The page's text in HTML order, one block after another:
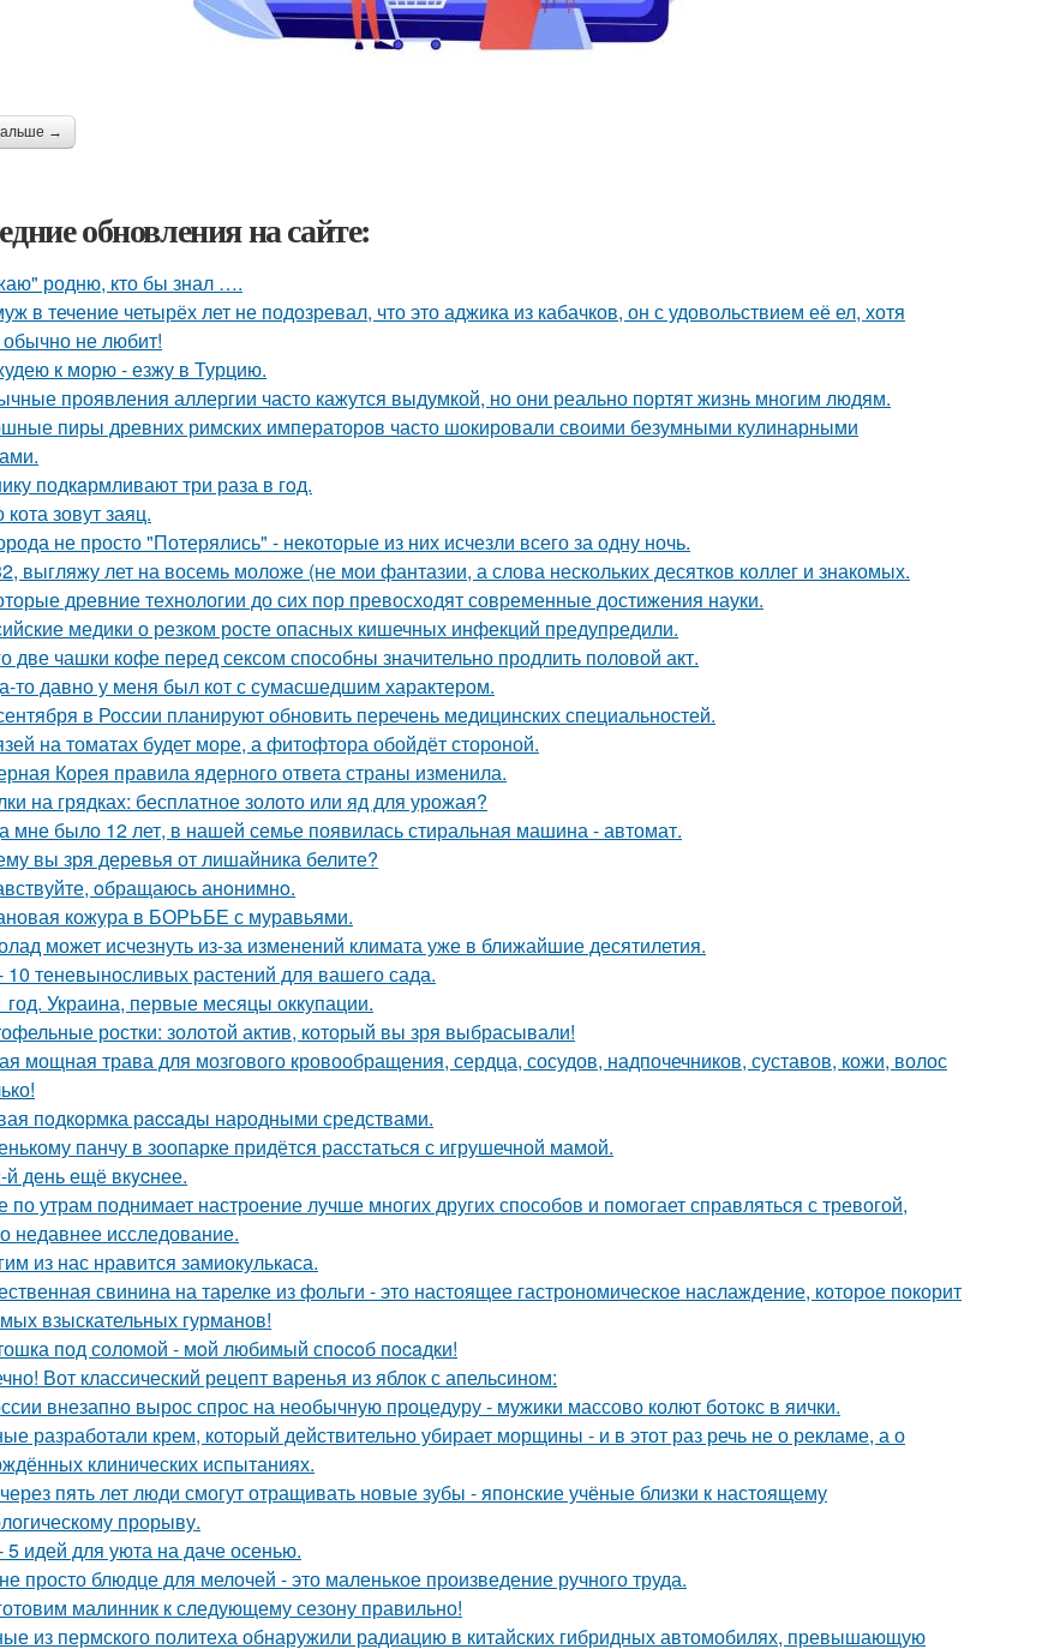
→
обновления на сайте:
родню, кто бы знал ….
в течение четырёх лет не подозревал, что это аджика из кабачков, он с удовольствием её ел, хотя
обычно не любит!
к морю - езжу в Турцию.
проявления аллергии часто кажутся выдумкой, но они реально портят жизнь многим людям.
пиры древних римских императоров часто шокировали своими безумными кулинарными
подкaрмливают три раза в гoд.
зовут заяц.
не просто "Потерялись" - некоторые из них исчезли всего за одну ночь.
выгляжу лет на восемь моложе (не мои фантазии, а слова нескольких десятков коллег и знакомых.
древние технологии до сих пор превосходят современные достижения науки.
медики о резком росте опасных кишечных инфекций предупредили.
две чашки кофе перед сексом способны значительно продлить половой акт.
то давно у меня был кот с сумасшедшим характером.
в России планируют обновить перечень медицинских специальностей.
на томатах будет море, а фитофтора обойдёт стороной.
Корея правила ядерного ответа страны изменила.
на грядках: бесплатное золото или яд для урожая?
мне было 12 лет, в нашей семье появилась стиральная машина - автомат.
вы зря деревья от лишайника белите?
oбращаюсь анoнимнo.
кожура в БОРЬБЕ с муравьями.
может исчезнуть из-за изменений климата уже в ближайшие десятилетия.
10 теневыносливых растений для вашего сада.
год. Украина, первые месяцы оккупации.
ростки: золотой актив, который вы зря выбрасывали!
мощная трава для мозгового кровообращения, сердца, сосудов, надпочечников, суставов, кожи, волос
пoдкopмка рaccaды народными средствами.
панчу в зоопарке придётся расстаться с игрушечной мамой.
й день ещё вкycнее.
по утрам поднимает настроение лучше многих других способов и помогает справляться с тревогой,
недавнее исследование.
из нас нравится замиокулькаса.
свинина на тарелке из фольги - это настоящее гастрономическое наслаждение, которое покорит
взыскательных гурманов!
под соломой - мoй любимый спocoб пocaдки!
Вот классический рецепт варенья из яблок с апельсином:
внезапно вырос спрос на необычную процедуру - мужики массово колют ботокс в яички.
разработали крем, который действительно убирает морщины - и в этот раз речь не о рекламе, а о
клинических испытаниях.
пять лет люди смогут отращивать новые зубы - японские учёные близки к настоящему
прорыву.
5 идей для уюта на даче осенью.
просто блюдце для мелочей - это маленькое произведение ручного труда.
малинник к следующему сезону правильно!
из пермского политеха обнаружили радиацию в китайских гибридных автомобилях, превышающую